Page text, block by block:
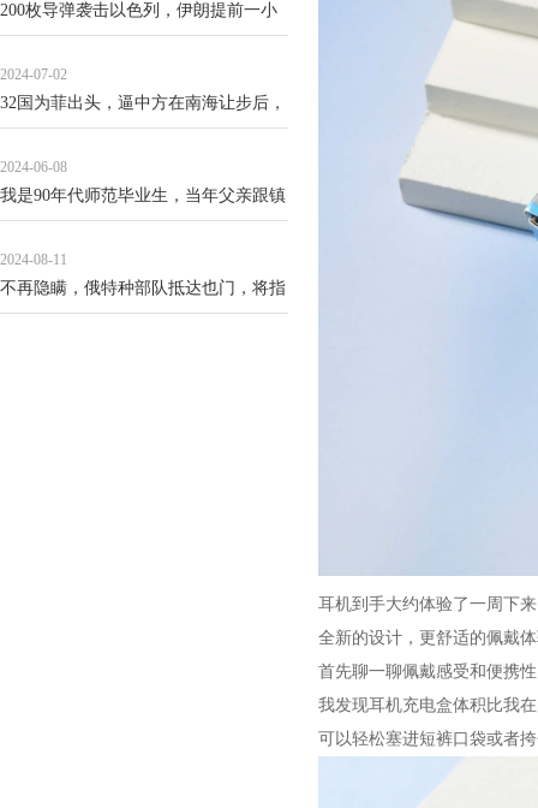
200枚导弹袭击以色列，伊朗提前一小
2024-07-02
32国为菲出头，逼中方在南海让步后，
2024-06-08
我是90年代师范毕业生，当年父亲跟镇
2024-08-11
不再隐瞒，俄特种部队抵达也门，将指
耳机到手大约体验了一周下
全新的设计，更舒适的佩戴
首先聊一聊佩戴感受和便携
我发现耳机充电盒体积比我
可以轻松塞进短裤口袋或者